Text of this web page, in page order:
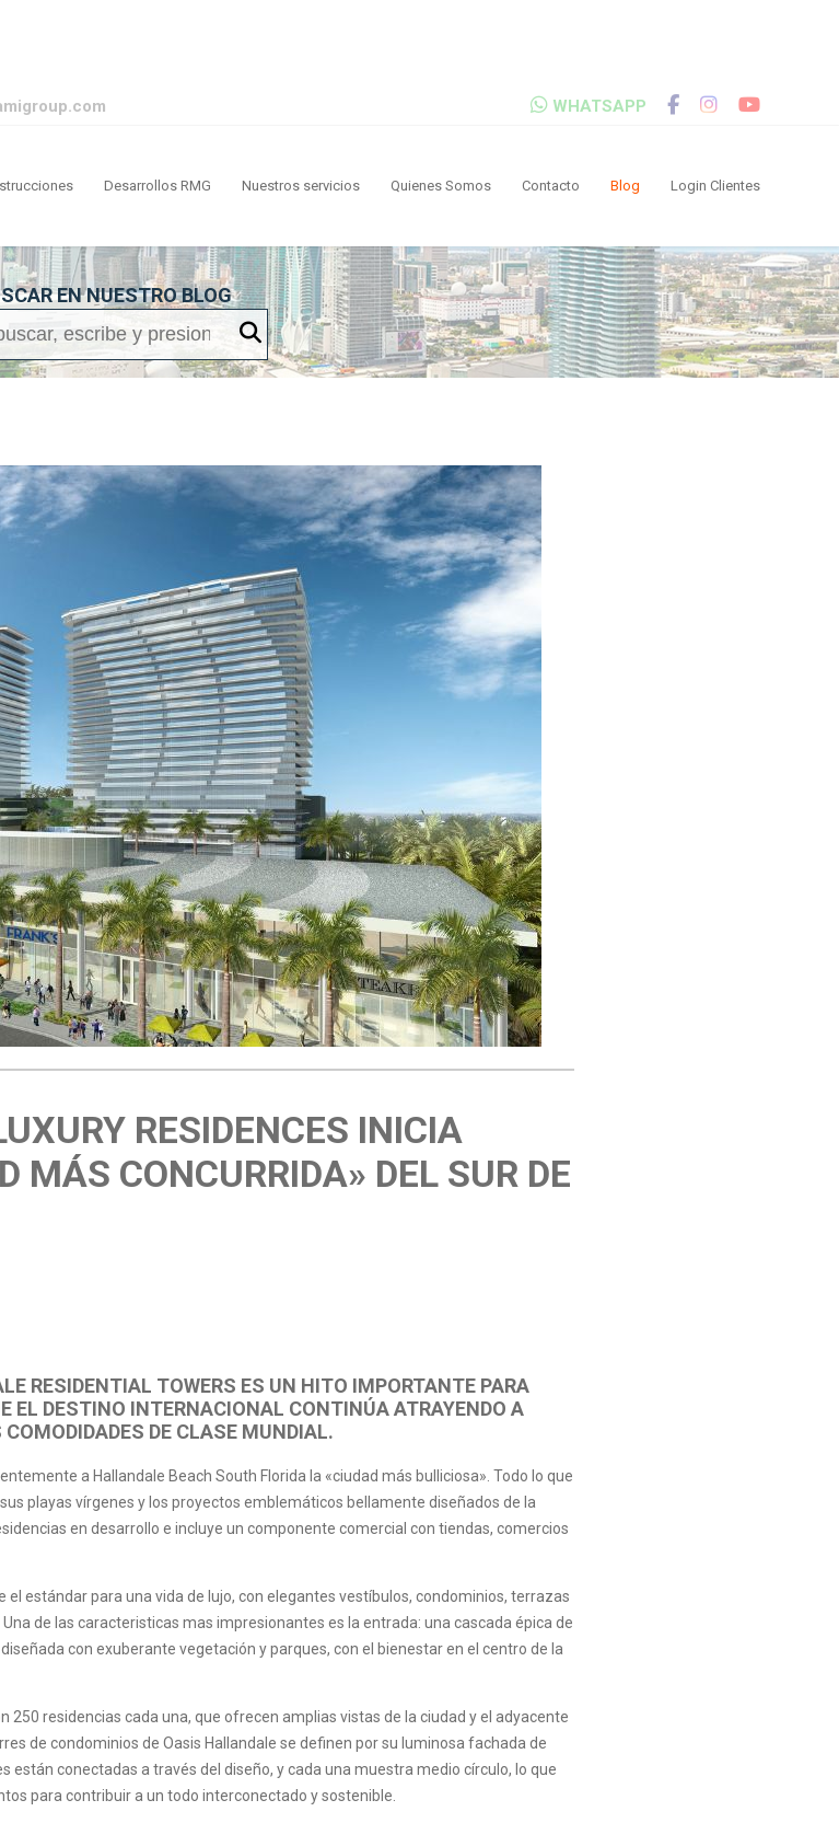
WHATSAPP
Desarrollos RMG Nuestros servicios Quienes Somos Contacto Blog Login Clientes
EN NUESTRO BLOG
RESIDENCES INICIA
MÁS CONCURRIDA» DEL SUR DE
RESIDENTIAL TOWERS ES UN HITO IMPORTANTE PARA
EL DESTINO INTERNACIONAL CONTINÚA ATRAYENDO A
DE CLASE MUNDIAL.
a Hallandale Beach South Florida la «ciudad más bulliciosa». Todo lo que
playas vírgenes y los proyectos emblemáticos bellamente diseñados de la
en desarrollo e incluye un componente comercial con tiendas, comercios
estándar para una vida de lujo, con elegantes vestíbulos, condominios, terrazas
de las caracteristicas mas impresionantes es la entrada: una cascada épica de
con exuberante vegetación y parques, con el bienestar en el centro de la
250 residencias cada una, que ofrecen amplias vistas de la ciudad y el adyacente
de condominios de Oasis Hallandale se definen por su luminosa fachada de
están conectadas a través del diseño, y cada una muestra medio círculo, lo que
para contribuir a un todo interconectado y sostenible.